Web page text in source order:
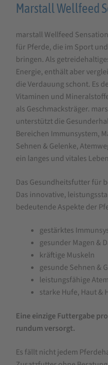
Marstall
Wellfeed
Sensation-
Pro,
15
kg
Marstall Wellfeed
marstall Wellfeed
für Pferde, die im Sport
bringen. Als
Energie, enthält aber
die Verdauung schont. Es
Vitaminen und
als Geschmacksträger.
unterstützt die
Bereichen Immunsystem,
Sehnen & Gelenke,
ein langes und vitales
Das Gesundheitsfutter für
Das innovative,
bedeutende Aspekte der
gestärktes
gesunder Magen &
kräftige Muskeln
gesunde Sehnen &
leistungsfähige
starke Hufe, Haut &
Eine einzige Futtergabe
rundum versorgt.
Es fällt nicht jedem